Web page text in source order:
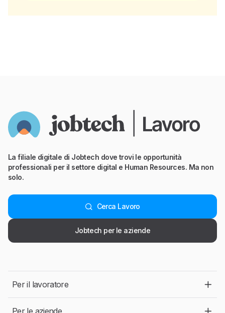
La filiale digitale di Jobtech dove trovi le opportunità
professionali per il settore digital e Human Resources. Ma non
solo.
Cerca Lavoro
Jobtech per le aziende
Per il lavoratore
Per le aziende